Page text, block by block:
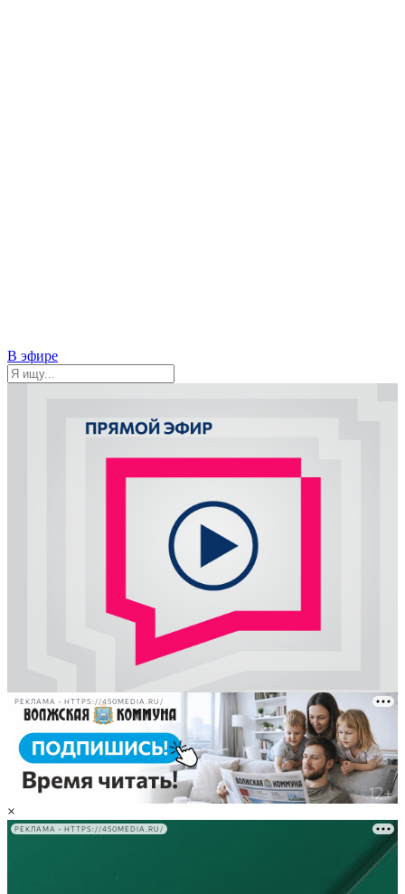
В эфире
РЕКЛАМА • HTTPS://450MEDIA.RU/
×
РЕКЛАМА • HTTPS://450MEDIA.RU/